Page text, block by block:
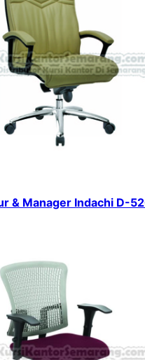
& Manager Indachi D-